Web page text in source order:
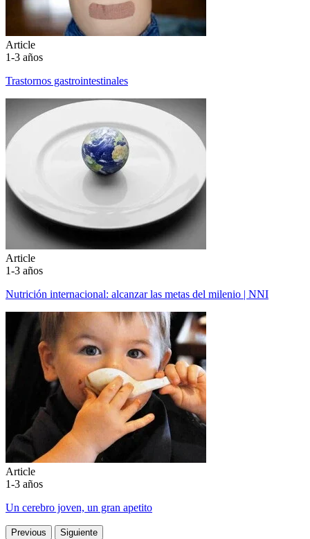
Article
1-3 años
Trastornos gastrointestinales
Article
1-3 años
Nutrición internacional: alcanzar las metas del milenio | NNI
Article
1-3 años
Un cerebro joven, un gran apetito
Previous Siguiente